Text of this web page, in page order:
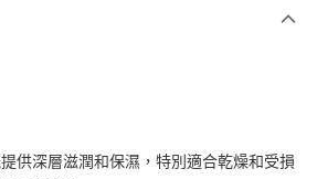
供深層滋潤和保濕，特別適合乾燥和受損